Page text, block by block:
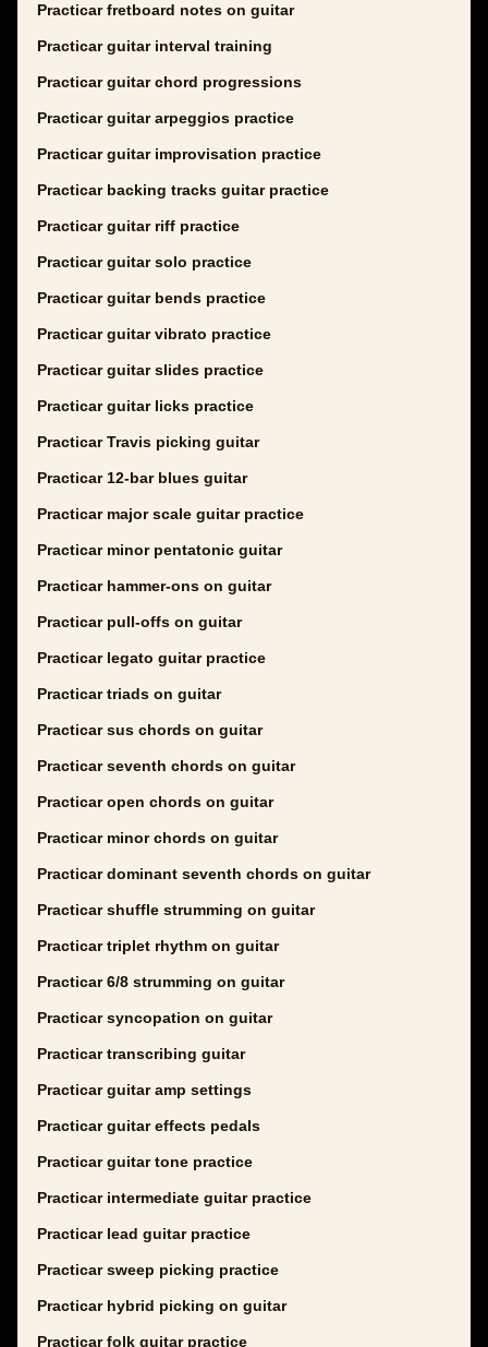
Practicar fretboard notes on guitar
Practicar guitar interval training
Practicar guitar chord progressions
Practicar guitar arpeggios practice
Practicar guitar improvisation practice
Practicar backing tracks guitar practice
Practicar guitar riff practice
Practicar guitar solo practice
Practicar guitar bends practice
Practicar guitar vibrato practice
Practicar guitar slides practice
Practicar guitar licks practice
Practicar Travis picking guitar
Practicar 12-bar blues guitar
Practicar major scale guitar practice
Practicar minor pentatonic guitar
Practicar hammer-ons on guitar
Practicar pull-offs on guitar
Practicar legato guitar practice
Practicar triads on guitar
Practicar sus chords on guitar
Practicar seventh chords on guitar
Practicar open chords on guitar
Practicar minor chords on guitar
Practicar dominant seventh chords on guitar
Practicar shuffle strumming on guitar
Practicar triplet rhythm on guitar
Practicar 6/8 strumming on guitar
Practicar syncopation on guitar
Practicar transcribing guitar
Practicar guitar amp settings
Practicar guitar effects pedals
Practicar guitar tone practice
Practicar intermediate guitar practice
Practicar lead guitar practice
Practicar sweep picking practice
Practicar hybrid picking on guitar
Practicar folk guitar practice